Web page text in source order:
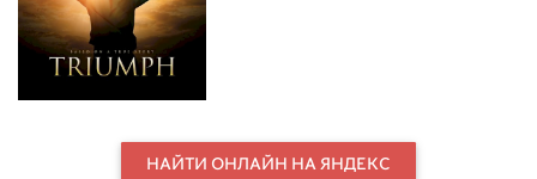
НАЙТИ ОНЛАЙН НА ЯНДЕКС